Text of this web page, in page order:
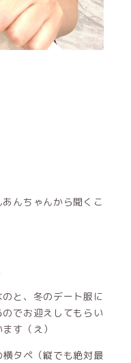
んちゃんから聞くこ
と、冬のデート服に
でお迎えしてもらい
す（え）
タペ（縦でも絶対最